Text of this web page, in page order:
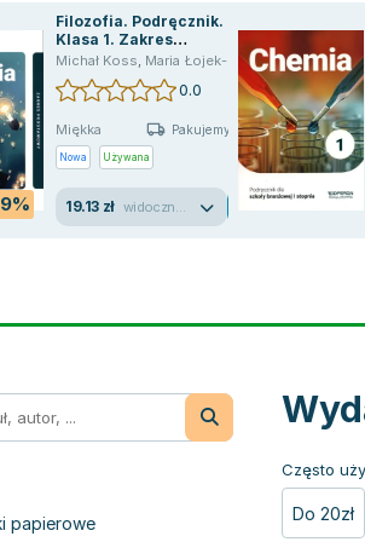
Filozofia. Podręcznik.
Klasa 1. Zakres
podstawowy. Liceum i
technikum
Michał Koss, Maria Łojek-Kurzętkowska
0.0
Miękka Pakujemy jutro
Nowa Używana
19.13 zł
papierowe
Często
Do 20zł